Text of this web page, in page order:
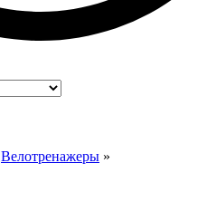
Велотренажеры »